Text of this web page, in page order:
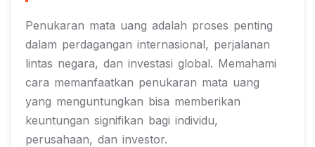
Penukaran mata uang adalah proses penting
dalam perdagangan internasional, perjalanan
lintas negara, dan investasi global. Memahami
cara memanfaatkan penukaran mata uang
yang menguntungkan bisa memberikan
keuntungan signifikan bagi individu,
perusahaan, dan investor.